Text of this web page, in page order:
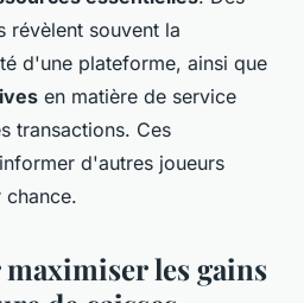
révèlent souvent la
d'une plateforme, ainsi que
en matière de service
transactions. Ces
d'autres joueurs
chance.
les gains